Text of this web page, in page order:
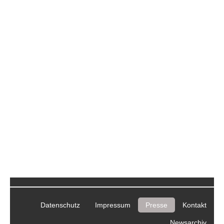
Kontakt
Presse
Impressum
Datenschutz